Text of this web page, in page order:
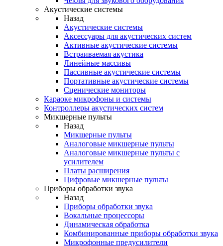
Акустические системы
Назад
Акустические системы
Аксессуары для акустических систем
Активные акустические системы
Встраиваемая акустика
Линейные массивы
Пассивные акустические системы
Портативные акустические системы
Сценические мониторы
Караоке микрофоны и системы
Контроллеры акустических систем
Микшерные пульты
Назад
Микшерные пульты
Аналоговые микшерные пульты
Аналоговые микшерные пульты с
усилителем
Платы расширения
Цифровые микшерные пульты
Приборы обработки звука
Назад
Приборы обработки звука
Вокальные процессоры
Динамическая обработка
Комбинированные приборы обработки звука
Микрофонные предусилители